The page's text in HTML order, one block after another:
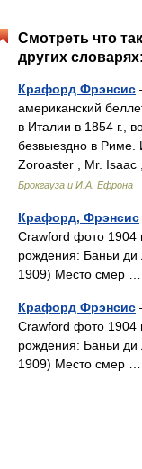
Смотреть что
других словарях:
Крафорд Фрэнсис
американский
в Италии в 1854 г.,
безвыездно в Риме.
Zoroaster , Mr.
Брокгауза и И.А. Ефрона
Крафорд, Фрэнсис
Crawford фото 1904
рождения: Баньи ди
1909) Место смер
Крафорд Фрэнсис
Crawford фото 1904
рождения: Баньи ди
1909) Место смер